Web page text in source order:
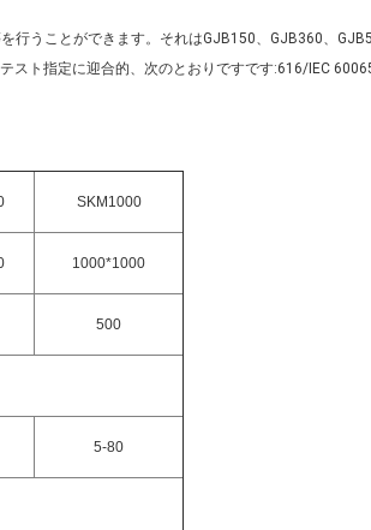
行うことができます。それはGJB150、GJB360、
ト指定に迎合的、次のとおりですです:616/IEC 60065
SKM1000
1000*1000
500
5-80